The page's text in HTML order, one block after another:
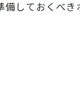
しておくべき